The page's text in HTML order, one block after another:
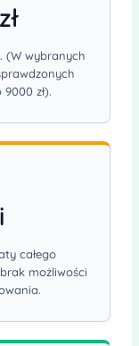
(W wybranych
zł).
całego
możliwości